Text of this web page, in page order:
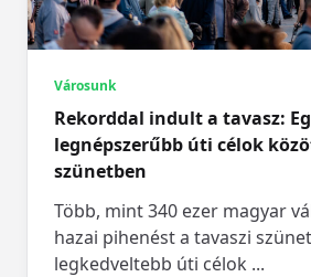
Városunk
Rekorddal indult a tavasz:
legnépszerűbb úti célok
szünetben
Több, mint 340 ezer magyar
hazai pihenést a tavaszi
legkedveltebb úti célok ...